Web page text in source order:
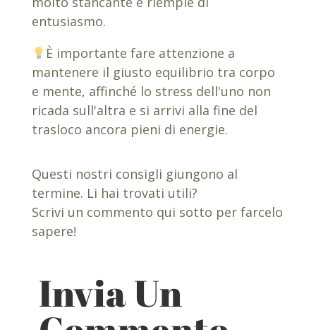
entusiasmo.
È importante fare attenzione a
mantenere il giusto equilibrio tra corpo
e mente, affinché lo stress dell'uno non
ricada sull'altra e si arrivi alla fine del
trasloco ancora pieni di energie.
Questi nostri consigli giungono al
termine. Li hai trovati utili?
Scrivi un commento qui sotto per farcelo
sapere!
Invia Un